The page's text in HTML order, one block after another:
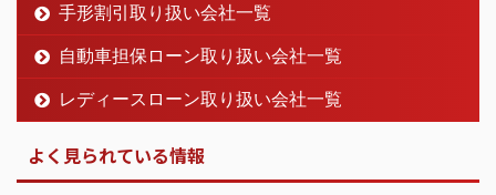
手形割引取り扱い会社一覧
自動車担保ローン取り扱い会社一覧
レディースローン取り扱い会社一覧
よく見られている情報